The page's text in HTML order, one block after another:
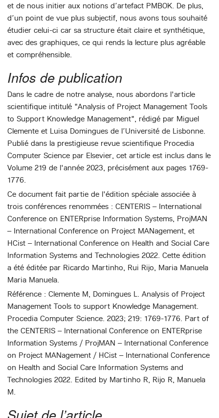
et de nous initier aux notions d’artefact PMBOK. De plus,
d’un point de vue plus subjectif, nous avons tous souhaité
étudier celui-ci car sa structure était claire et synthétique,
avec des graphiques, ce qui rends la lecture plus agréable
et compréhensible.
Infos de publication
Dans le cadre de notre analyse, nous abordons l'article
scientifique intitulé "Analysis of Project Management Tools
to Support Knowledge Management", rédigé par Miguel
Clemente et Luisa Domingues de l’Université de Lisbonne.
Publié dans la prestigieuse revue scientifique Procedia
Computer Science par Elsevier, cet article est inclus dans le
Volume 219 de l'année 2023, précisément aux pages 1769-
1776.
Ce document fait partie de l'édition spéciale associée à
trois conférences renommées : CENTERIS – International
Conference on ENTERprise Information Systems, ProjMAN
– International Conference on Project MANagement, et
HCist – International Conference on Health and Social Care
Information Systems and Technologies 2022. Cette édition
a été éditée par Ricardo Martinho, Rui Rijo, Maria Manuela
Maria Manuela.
Référence : Clemente M, Domingues L. Analysis of Project
Management Tools to support Knowledge Management.
Procedia Computer Science. 2023; 219: 1769-1776. Part of
the CENTERIS – International Conference on ENTERprise
Information Systems / ProjMAN – International Conference
on Project MANagement / HCist – International Conference
on Health and Social Care Information Systems and
Technologies 2022. Edited by Martinho R, Rijo R, Manuela
M.